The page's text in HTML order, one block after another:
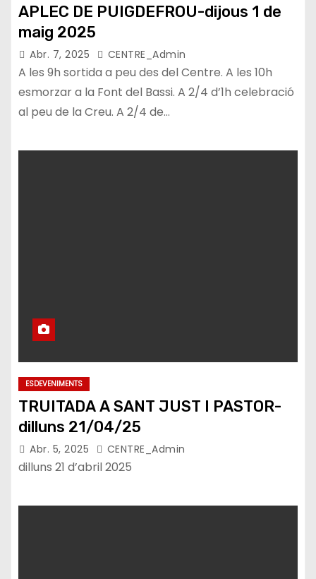
APLEC DE PUIGDEFROU-dijous 1 de
maig 2025
Abr. 7, 2025 CENTRE_Admin
A les 9h sortida a peu des del Centre. A les 10h
esmorzar a la Font del Bassi. A 2/4 d’1h celebració
al peu de la Creu. A 2/4 de…
ESDEVENIMENTS
TRUITADA A SANT JUST I PASTOR-
dilluns 21/04/25
Abr. 5, 2025 CENTRE_Admin
dilluns 21 d’abril 2025